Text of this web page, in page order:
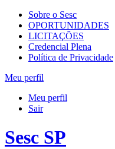
Sobre o Sesc
OPORTUNIDADES
LICITAÇÕES
Credencial Plena
Política de Privacidade
Meu perfil
Meu perfil
Sair
Sesc SP